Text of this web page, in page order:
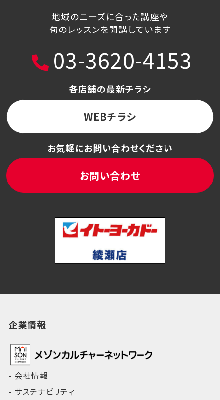
地域のニーズに合った講座や
旬のレッスンを開講しています
03-3620-4153
各店舗の最新チラシ
WEBチラシ
お気軽にお問い合わせください
お問い合わせ
企業情報
会社情報
サステナビリティ